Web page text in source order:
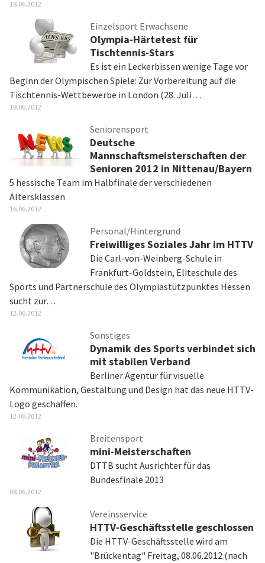
18.06.2012
Einzelsport Erwachsene
Olympia-Härtetest für
Tischtennis-Stars
Es ist ein Leckerbissen wenige Tage vor
Beginn der Olympischen Spiele: Zur Vorbereitung auf die
Tischtennis-Wettbewerbe in London (28. Juli…
18.06.2012
Seniorensport
Deutsche
Mannschaftsmeisterschaften der
Senioren 2012 in Nittenau/Bayern
5 hessische Team im Halbfinale der verschiedenen
Altersklassen
16.06.2012
Personal/Hintergrund
Freiwilliges Soziales Jahr im HTTV
Die Carl-von-Weinberg-Schule in
Frankfurt-Goldstein, Eliteschule des
Sports und Partnerschule des Olympiastützpunktes Hessen
sucht zur…
12.06.2012
Sonstiges
Dynamik des Sports verbindet sich
mit stabilen Verband
Berliner Agentur für visuelle
Kommunikation, Gestaltung und Design hat das neue HTTV-
Logo geschaffen.
12.06.2012
Breitensport
mini-Meisterschaften
DTTB sucht Ausrichter für das
Bundesfinale 2013
08.06.2012
Vereinsservice
HTTV-Geschäftsstelle geschlossen
Die HTTV-Geschäftsstelle wird am
"Brückentag" Freitag, 08.06.2012 (nach